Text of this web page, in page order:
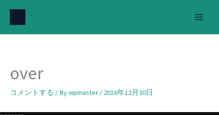
を
over
コメントする / Bywpmaster / 2016年12月30日